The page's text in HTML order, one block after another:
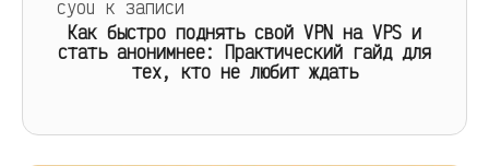
cyou к записи
Как быстро поднять свой VPN на VPS и
стать анонимнее: Практический гайд для
тех, кто не любит ждать